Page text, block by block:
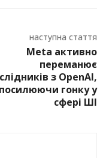
наступна стаття
Meta активно
переманює
з OpenAI,
посилюючи гонку у
сфері ШІ